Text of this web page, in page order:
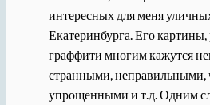
интересных для меня
Екатеринбурга. Его картины,
граффити многим кажутся
странными, неправильными,
упрощенными и т.д. Одним